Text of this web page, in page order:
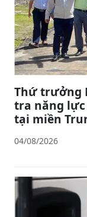
Thứ trưởng
tra năng
tại miền
04/08/2026